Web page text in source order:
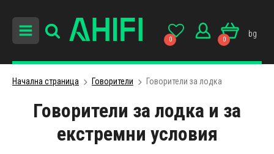
0 0
bg
Начална страница Говорители Говорители за лодка
Говорители за лодка и за
екстремни условия